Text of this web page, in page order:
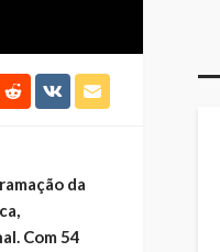
da
Com 54